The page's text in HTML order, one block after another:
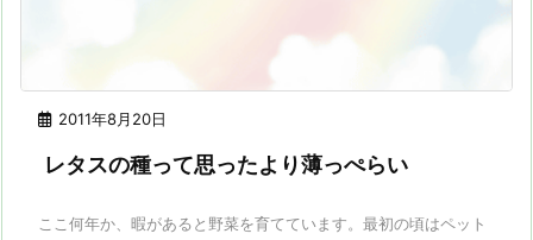
2011年8月20日
レタスの種って思ったより薄っぺらい
ここ何年か、暇があると野菜を育てています。最初の頃はペット